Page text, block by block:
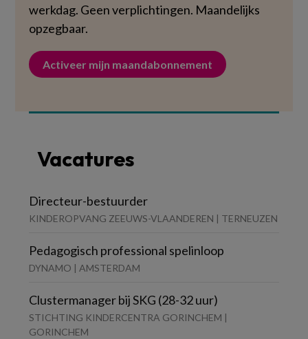
werkdag. Geen verplichtingen. Maandelijks
opzegbaar.
Activeer mijn maandabonnement
Vacatures
Directeur-bestuurder
KINDEROPVANG ZEEUWS-VLAANDEREN | TERNEUZEN
Pedagogisch professional spelinloop
DYNAMO | AMSTERDAM
Clustermanager bij SKG (28-32 uur)
STICHTING KINDERCENTRA GORINCHEM |
GORINCHEM